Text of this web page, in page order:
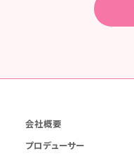
会社概要
プロデューサー